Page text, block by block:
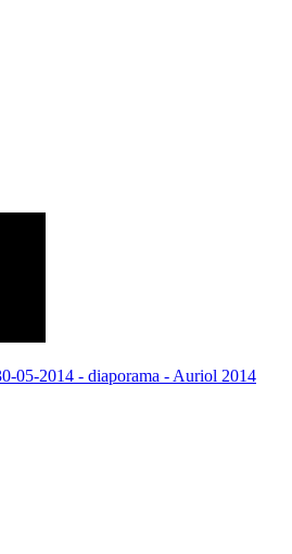
05-2014 - diaporama - Auriol 2014